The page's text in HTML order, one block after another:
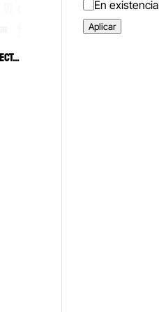
PINZA PARA REMOVER BRACKETS RECTA 6B (023)
Estado
En existencia
Aplicar